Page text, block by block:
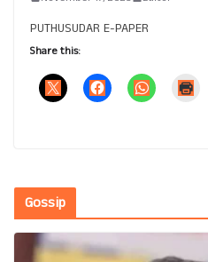
PUTHUSUDAR E-PAPER
Share this:
Gossip